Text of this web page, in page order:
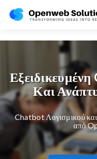
Και
Chatbot Λογισμικού
από